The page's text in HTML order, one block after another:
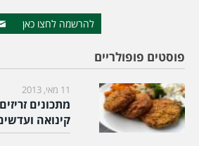
להרשמה לחצו כאן
פוסטים פופולריים
11 מאי, 2013
מתכונים
קינואה